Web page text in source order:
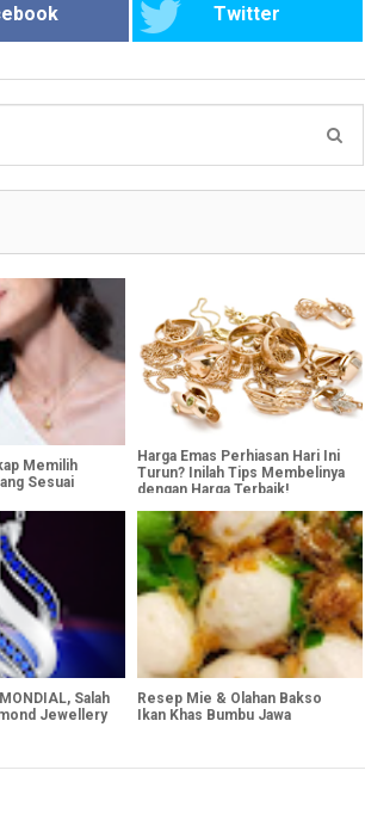
Twitter
Memilih
Sesuai
Harga Emas Perhiasan Hari Ini
Turun? Inilah Tips Membelinya
dengan Harga Terbaik!
Salah
Jewellery
Resep Mie & Olahan Bakso
Ikan Khas Bumbu Jawa